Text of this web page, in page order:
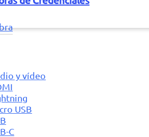
y vídeo
USB
C